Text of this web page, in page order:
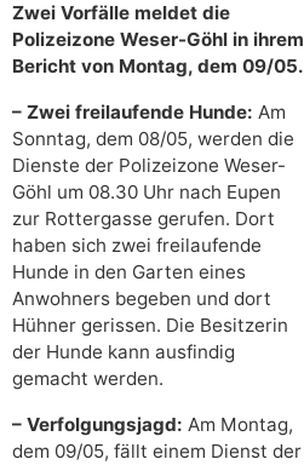
Zwei Vorfälle meldet die
Polizeizone Weser-Göhl in ihrem
Bericht von Montag, dem 09/05.
– Zwei freilaufende Hunde: Am
Sonntag, dem 08/05, werden die
Dienste der Polizeizone Weser-
Göhl um 08.30 Uhr nach Eupen
zur Rottergasse gerufen. Dort
haben sich zwei freilaufende
Hunde in den Garten eines
Anwohners begeben und dort
Hühner gerissen. Die Besitzerin
der Hunde kann ausfindig
gemacht werden.
– Verfolgungsjagd: Am Montag,
dem 09/05, fällt einem Dienst der